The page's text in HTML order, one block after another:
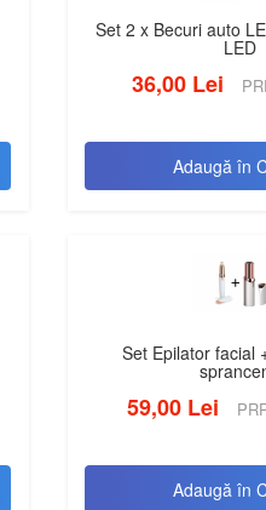
Set 2 x Becuri auto
LED
36,00 Lei
Adaugă în
Set Epilator facial
59,00 Lei
Adaugă în